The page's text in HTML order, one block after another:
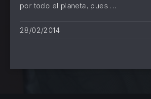
por todo el planeta, pues …
28/02/2014